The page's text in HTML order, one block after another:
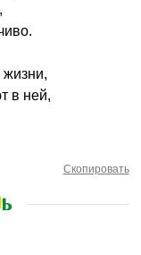
жизни,
в ней,
Скопировать